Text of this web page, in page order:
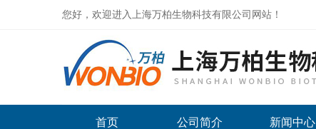
您好，欢迎进入上海万柏生物科技有限公司网站！
首页 公司简介 新闻中心